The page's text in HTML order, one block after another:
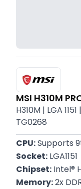
MSI H310M
H310M | LGA
TG0268
CPU: Supports
Socket: LGA1151
Chipset: Intel®
Memory: 2x